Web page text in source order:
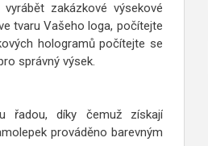
zakázkové výsekové
tvaru Vašeho loga, počítejte
hologramů počítejte se
správný výsek.
řadou, díky čemuž získají
prováděno barevným